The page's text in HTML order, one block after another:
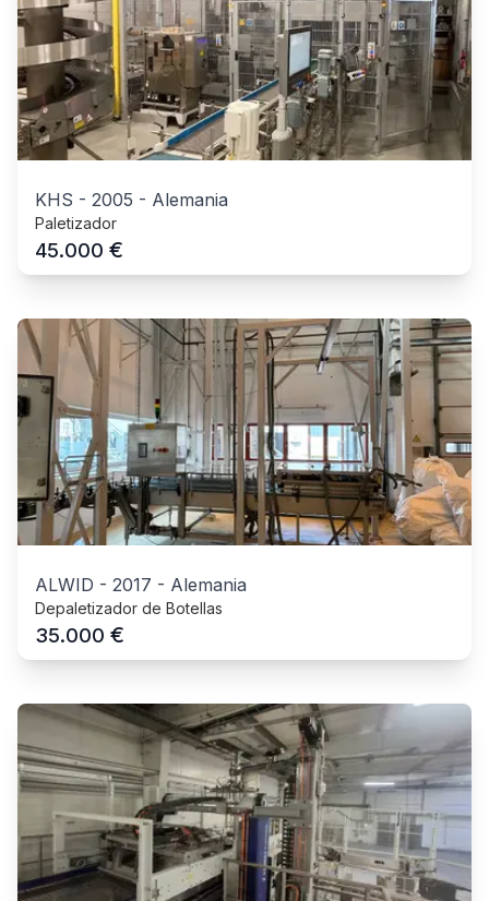
KHS - 2005 - Alemania
Paletizador
45.000 €
ALWID - 2017 - Alemania
Depaletizador de Botellas
35.000 €